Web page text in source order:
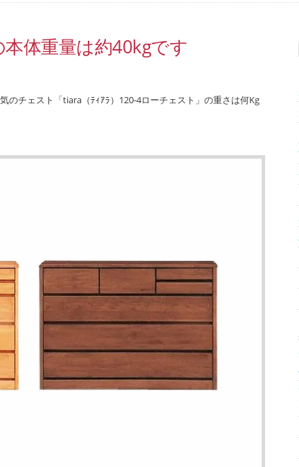
体重量は約40kgです
のチェスト「tiara（ﾃｨｱﾗ）120-4ローチェスト」の重さは何Kg